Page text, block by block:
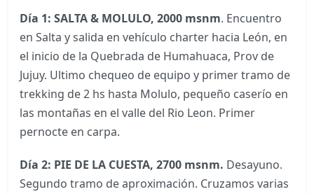
Día 1: SALTA & MOLULO, 2000 msnm. Encuentro
en Salta y salida en vehículo charter hacia León, en
el inicio de la Quebrada de Humahuaca, Prov de
Jujuy. Ultimo chequeo de equipo y primer tramo de
trekking de 2 hs hasta Molulo, pequeño caserío en
las montañas en el valle del Rio Leon. Primer
pernocte en carpa.
Día 2: PIE DE LA CUESTA, 2700 msnm. Desayuno.
Segundo tramo de aproximación. Cruzamos varias